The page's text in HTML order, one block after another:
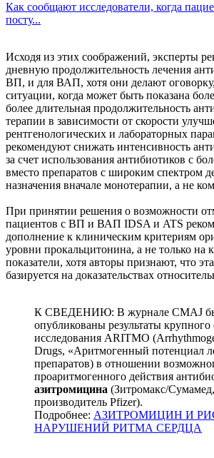
Как сообщают исследователи, когда
посту...
Исходя из этих соображений, эксперты
дневную продолжительность лечения
ВП, и для ВАП, хотя они делают
ситуации, когда может быть показана
более длительная продолжительность
терапии в зависимости от скорости
рентгенологических и лабораторных
рекомендуют снижать интенсивность
за счет использования антибиотиков с
вместо препаратов с широким спектром
назначения вначале монотерапии, а не
При принятии решения о возможности
пациентов с ВП и ВАП IDSA и ATS
дополнение к клиническим критериям
уровни прокальцитонина, а не только на
показатели, хотя авторы признают, что
базируется на доказательствах
К СВЕДЕНИЮ: В журнале CMAJ
опубликованы результаты крупного
исследования ARITMO
Drugs, «Аритмогенный потенциал
препаратов) в отношении
проаритмогенного действия
азитромицина (Зитромакс/Сумамед,
производитель Pfizer).
Подробнее: АЗИТРОМИЦИН И
НАРУШЕНИЙ РИТМА СЕРДЦА